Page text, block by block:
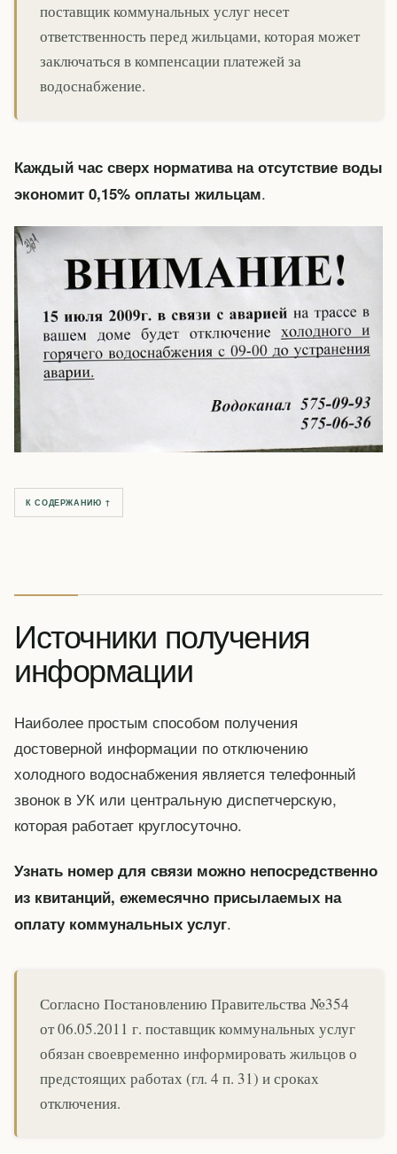
поставщик коммунальных услуг несет
ответственность перед жильцами, которая может
заключаться в компенсации платежей за
водоснабжение.
Каждый час сверх норматива на отсутствие воды
экономит 0,15% оплаты жильцам.
К СОДЕРЖАНИЮ ↑
Источники получения
информации
Наиболее простым способом получения
достоверной информации по отключению
холодного водоснабжения является телефонный
звонок в УК или центральную диспетчерскую,
которая работает круглосуточно.
Узнать номер для связи можно непосредственно
из квитанций, ежемесячно присылаемых на
оплату коммунальных услуг.
Согласно Постановлению Правительства №354
от 06.05.2011 г. поставщик коммунальных услуг
обязан своевременно информировать жильцов о
предстоящих работах (гл. 4 п. 31) и сроках
отключения.